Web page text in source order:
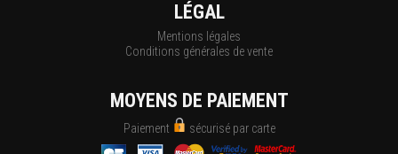
LÉGAL
Mentions légales
Conditions générales de vente
MOYENS DE PAIEMENT
Paiement sécurisé par carte